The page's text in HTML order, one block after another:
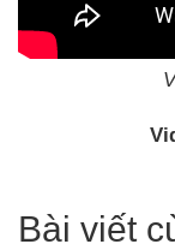
Bài viết